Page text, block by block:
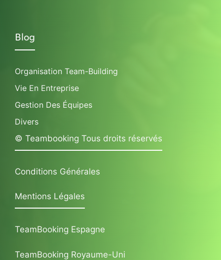
Blog
Organisation Team-Building
Vie En Entreprise
Gestion Des Équipes
Divers
© Teambooking Tous droits réservés
Conditions Générales
Mentions Légales
TeamBooking Espagne
TeamBooking Royaume-Uni